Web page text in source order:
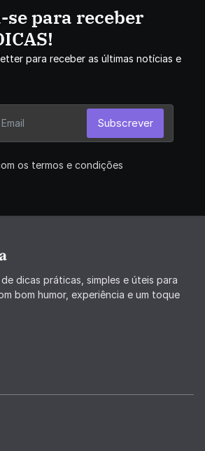
se para receber
para receber as últimas notícias e
os termos e condições
Subscrever
dicas práticas, simples e úteis para
bom humor, experiência e um toque